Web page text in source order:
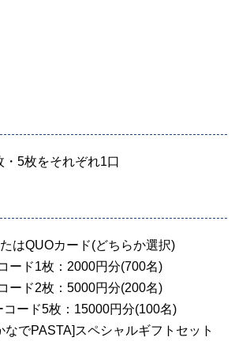
5枚をそれぞれ1口
はQUOカード(どちらか選択)
ード1枚：2000円分(700名)
ード2枚：5000円分(200名)
ード5枚：15000円分(100名)
でPASTA]スペシャルギフトセット